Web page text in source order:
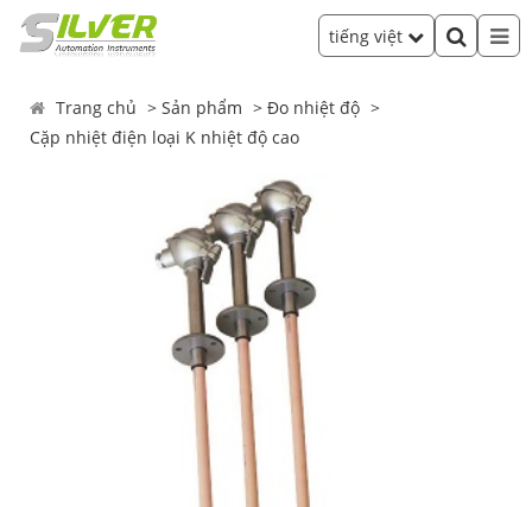
tiếng việt
Trang chủ Sản phẩm
Đo nhiệt độ
Cặp nhiệt điện loại K nhiệt độ cao